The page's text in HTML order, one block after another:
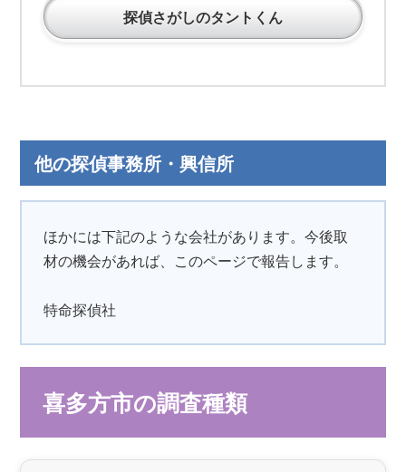
探偵さがしのタントくん
他の探偵事務所・興信所
ほかには下記のような会社があります。今後取
材の機会があれば、このページで報告します。
特命探偵社
喜多方市の調査種類